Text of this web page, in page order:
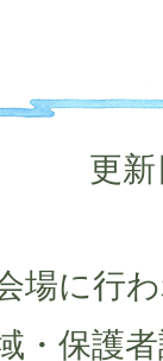
更
場に行
・保護